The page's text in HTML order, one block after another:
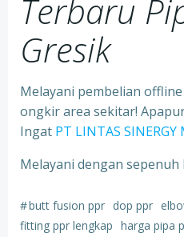
Terbaru
Gresik
Melayani pembelian
ongkir area sekitar!
Ingat PT LINTAS SINERGY
Melayani dengan sepenuh
#butt fusion ppr dop ppr
fitting ppr lengkap harga pipa